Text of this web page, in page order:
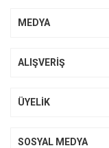
MEDYA
ALIŞVERİŞ
ÜYELİK
SOSYAL MEDYA